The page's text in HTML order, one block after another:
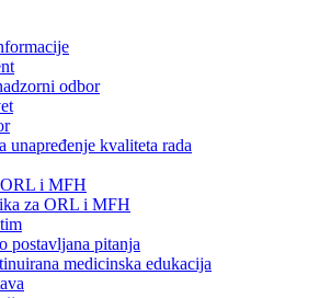
odbor
unapređenje kvaliteta rada
i MFH
za ORL i MFH
postavljana pitanja
medicinska edukacija